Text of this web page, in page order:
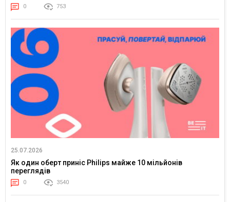
0 753
25.07.2026
Як один оберт приніс Philips майже 10 мільйонів
переглядів
0 3540